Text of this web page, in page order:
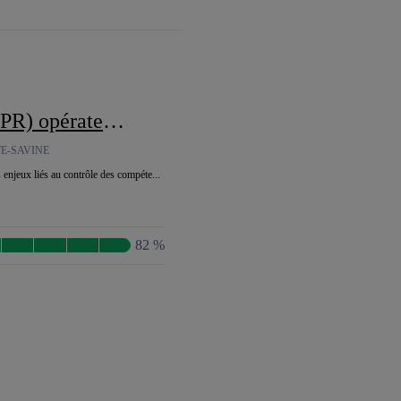
des réseaux
SAVINE
liés au contrôle des compéte...
82 %